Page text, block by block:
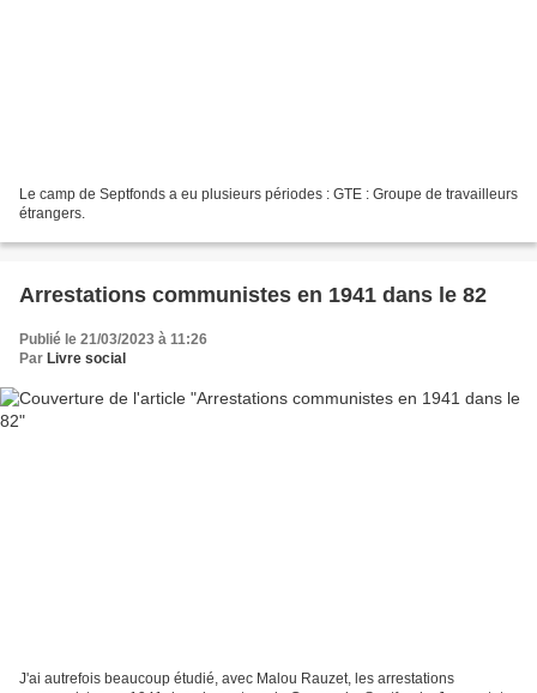
Le camp de Septfonds a eu plusieurs périodes : GTE : Groupe de travailleurs
étrangers.
Arrestations communistes en 1941 dans le 82
Publié le 21/03/2023 à 11:26
Par Livre social
J'ai autrefois beaucoup étudié, avec Malou Rauzet, les arrestations